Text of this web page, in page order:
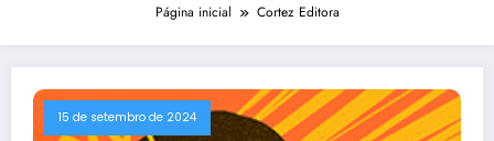
Página inicial Cortez Editora
15 de setembro de 2024